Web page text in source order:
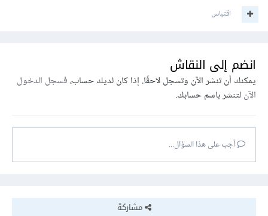
اقتباس
انضم إلى النقاش
يمكنك أن تنشر الآن وتسجل لاحقًا. إذا كان لديك حساب،فسجل الدخول
الآنلتنشر باسم حسابك.
أجب على هذا السؤال...
مشاركة